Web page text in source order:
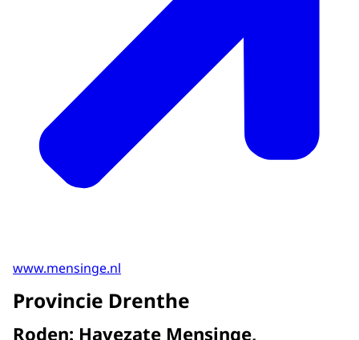
www.mensinge.nl
Provincie Drenthe
Roden: Havezate Mensinge,